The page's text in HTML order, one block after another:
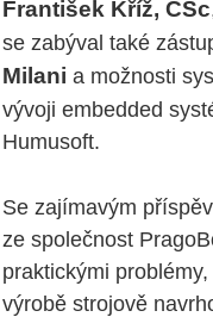
František Kříž, CSc
se zabýval také
Milani a možnosti
vývoji embedded
Humusoft.
Se zajímavým
ze společnost
praktickými
výrobě strojově